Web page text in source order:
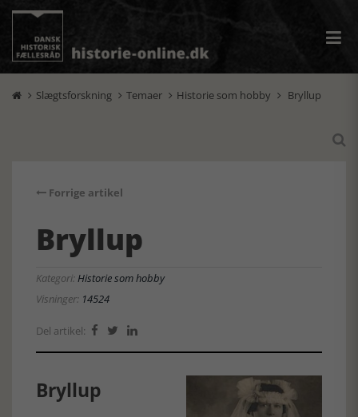
 Slægtsforskning  Temaer  Historie som hobby  Bryllup

Forrige artikel
Bryllup
Kategori:Historie som hobby
Visninger: 14524
Del artikel:   
Bryllup